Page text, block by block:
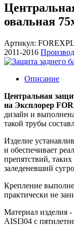
овальная
Артикул:
2011-2016
Описание
Центральная
на Эксплорер
дизайн и
такой трубы
Изделие
и обеспечивает
препятствий,
заледеневший
Крепление
практически не
Материал изделия
AISI304 с